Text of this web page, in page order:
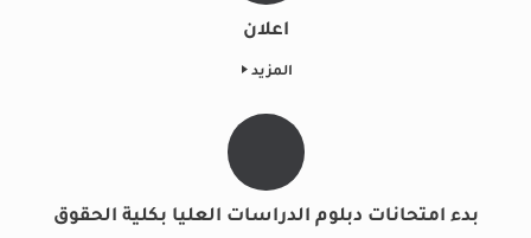
اعلان
المزيد
بدء امتحانات دبلوم الدراسات العليا بكلية الحقوق